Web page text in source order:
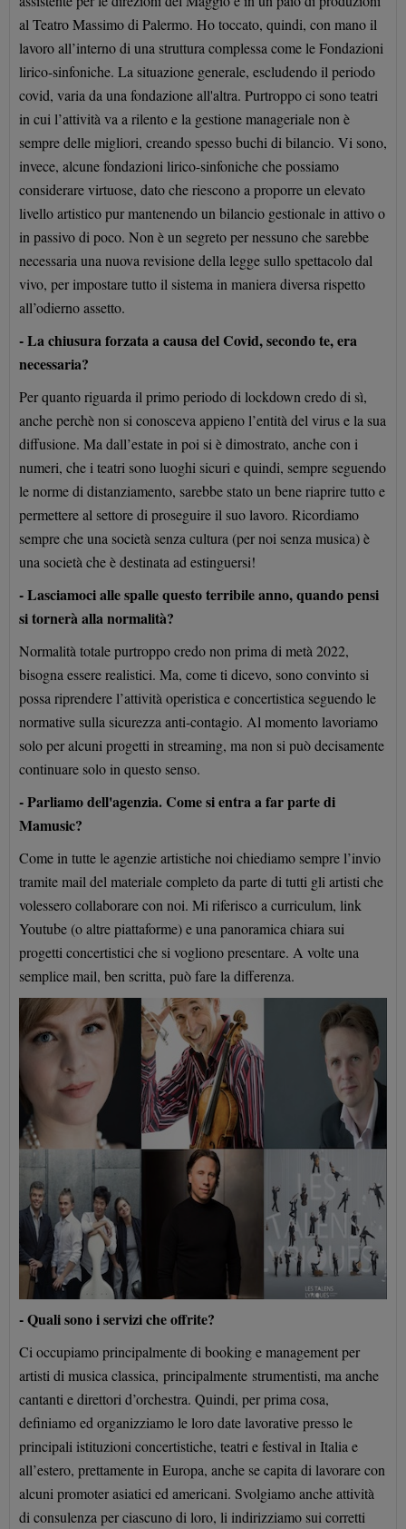
al Teatro Massimo di Palermo. Ho toccato, quindi, con mano il
lavoro all’interno di una struttura complessa come le Fondazioni
lirico-sinfoniche. La situazione generale, escludendo il periodo
covid, varia da una fondazione all'altra. Purtroppo ci sono teatri
in cui l’attività va a rilento e la gestione manageriale non è
sempre delle migliori, creando spesso buchi di bilancio. Vi sono,
invece, alcune fondazioni lirico-sinfoniche che possiamo
considerare virtuose, dato che riescono a proporre un elevato
livello artistico pur mantenendo un bilancio gestionale in attivo o
in passivo di poco. Non è un segreto per nessuno che sarebbe
necessaria una nuova revisione della legge sullo spettacolo dal
vivo, per impostare tutto il sistema in maniera diversa rispetto
all’odierno assetto.
- La chiusura forzata a causa del Covid, secondo te, era
necessaria?
Per quanto riguarda il primo periodo di lockdown credo di sì,
anche perchè non si conosceva appieno l’entità del virus e la sua
diffusione. Ma dall’estate in poi si è dimostrato, anche con i
numeri, che i teatri sono luoghi sicuri e quindi, sempre seguendo
le norme di distanziamento, sarebbe stato un bene riaprire tutto e
permettere al settore di proseguire il suo lavoro. Ricordiamo
sempre che una società senza cultura (per noi senza musica) è
una società che è destinata ad estinguersi!
- Lasciamoci alle spalle questo terribile anno, quando pensi
si tornerà alla normalità?
Normalità totale purtroppo credo non prima di metà 2022,
bisogna essere realistici. Ma, come ti dicevo, sono convinto si
possa riprendere l’attività operistica e concertistica seguendo le
normative sulla sicurezza anti-contagio. Al momento lavoriamo
solo per alcuni progetti in streaming, ma non si può decisamente
continuare solo in questo senso.
- Parliamo dell'agenzia. Come si entra a far parte di
Mamusic?
Come in tutte le agenzie artistiche noi chiediamo sempre l’invio
tramite mail del materiale completo da parte di tutti gli artisti che
volessero collaborare con noi. Mi riferisco a curriculum, link
Youtube (o altre piattaforme) e una panoramica chiara sui
progetti concertistici che si vogliono presentare. A volte una
semplice mail, ben scritta, può fare la differenza.
- Quali sono i servizi che offrite?
Ci occupiamo principalmente di booking e management per
artisti di musica classica, principalmente strumentisti, ma anche
cantanti e direttori d’orchestra. Quindi, per prima cosa,
definiamo ed organizziamo le loro date lavorative presso le
principali istituzioni concertistiche, teatri e festival in Italia e
all’estero, prettamente in Europa, anche se capita di lavorare con
alcuni promoter asiatici ed americani. Svolgiamo anche attività
di consulenza per ciascuno di loro, li indirizziamo sui corretti